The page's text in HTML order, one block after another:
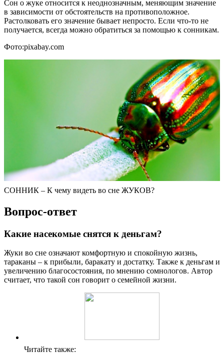
Сон о жуке относится к неоднозначным, меняющим значение
в зависимости от обстоятельств на противоположное.
Растолковать его значение бывает непросто. Если что-то не
получается, всегда можно обратиться за помощью к сонникам.
Фото:pixabay.com
СОННИК – К чему видеть во сне ЖУКОВ?
Вопрос-ответ
Какие насекомые снятся к деньгам?
Жуки во сне означают комфортную и спокойную жизнь,
тараканы – к прибыли, баракату и достатку. Также к деньгам и
увеличению благосостояния, по мнению сомнологов. Автор
считает, что такой сон говорит о семейной жизни.
Читайте также: